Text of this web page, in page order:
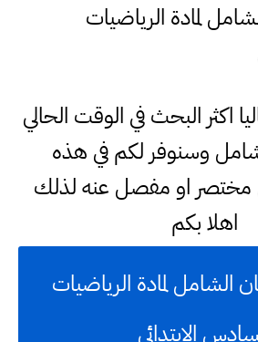
لمادة الرياضيات
اكثر البحث في الوقت الحالي
وسنوفر لكم في هذه
او مفصل عنه لذلك
اهلا بكم
الشامل لمادة الرياضيات
الابتدائي